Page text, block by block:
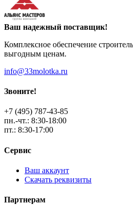
Ваш надежный поставщик!
Комплексное обеспечение
выгодным ценам.
info@33molotka.ru
Звоните!
+7 (495) 787-43-85
пн.-чт.: 8:30-18:00
пт.: 8:30-17:00
Сервис
Ваш аккаунт
Скачать реквизиты
Партнерам